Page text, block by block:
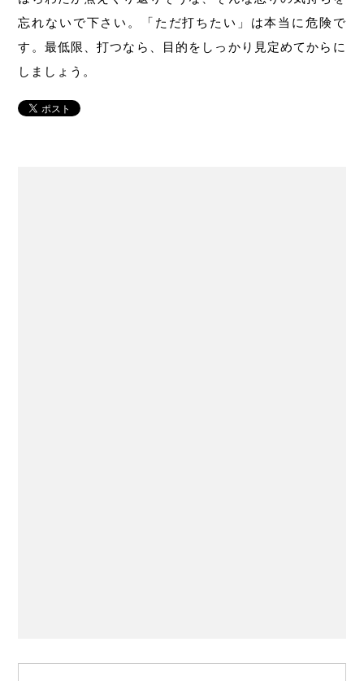
忘れないで下さい。「ただ打ちたい」は本当に危険で
す。最低限、打つなら、目的をしっかり見定めてからに
しましょう。